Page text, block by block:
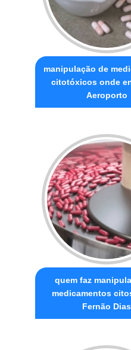
manipulação de
citotóxicos onde
Aeroporto
quem faz
medicamentos
Fernão Dias